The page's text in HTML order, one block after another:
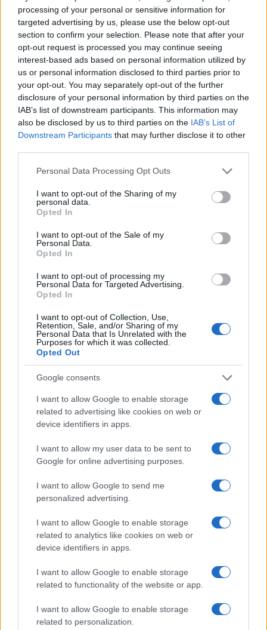
processing of your personal or sensitive information for
targeted advertising by us, please use the below opt-out
section to confirm your selection. Please note that after your
opt-out request is processed you may continue seeing
interest-based ads based on personal information utilized by
us or personal information disclosed to third parties prior to
your opt-out. You may separately opt-out of the further
disclosure of your personal information by third parties on the
IAB’s list of downstream participants. This information may
also be disclosed by us to third parties on the IAB’s List of
Downstream Participants that may further disclose it to other
Please note that this website/app uses one or more Google
not limited to your visit or usage behaviour. You may click to
grant or deny consent to Google and its third-party tags to
use your data for below specified purposes in below Google
consent section.
Personal Data Processing Opt Outs
I want to opt-out of the Sharing of my
personal data.
Opted In
I want to opt-out of the Sale of my
Personal Data.
Opted In
I want to opt-out of processing my
Personal Data for Targeted Advertising.
Opted In
I want to opt-out of Collection, Use,
Retention, Sale, and/or Sharing of my
Personal Data that Is Unrelated with the
Purposes for which it was collected.
Opted Out
Google consents
I want to allow Google to enable storage
related to advertising like cookies on web or
device identifiers in apps.
I want to allow my user data to be sent to
Google for online advertising purposes.
I want to allow Google to send me
personalized advertising.
I want to allow Google to enable storage
related to analytics like cookies on web or
device identifiers in apps.
I want to allow Google to enable storage
related to functionality of the website or app.
I want to allow Google to enable storage
related to personalization.
Στα 734 εκατ. ευρώ τα EBITDA
Viohalco: Αυξημένος κατά
εξάμηνο, στα 4,3 δισ. ευρώ
EBITDA
ΥΠΕΘΟΟ: Νέες επενδύσεις
1 δισ. ευρώ ως το 2028 για
την Ενέργεια
Η συμφωνία Arval-Athlon αναδιαμορφώνει την αγορά leasing
VW: Η δύσκολη εξίσωση
της αναδιάρθρωσης
18η συνεχόμενη χρονιά για
δεικτών FTSE4Good
άνοιξε τις πύλες του σε όλους
ESG Report 2025: Πώς η ΑΒ Βασιλόπουλος μετατρέπει τη
βιωσιμότητα σε καθημερινή πράξη
παραγωγή EV